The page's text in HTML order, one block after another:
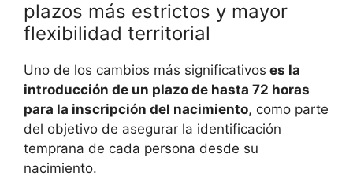
plazos más estrictos y mayor
flexibilidad territorial
Uno de los cambios más significativos es la
introducción de un plazo de hasta 72 horas
para la inscripción del nacimiento, como parte
del objetivo de asegurar la identificación
temprana de cada persona desde su
nacimiento.